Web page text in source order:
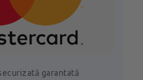
garantată